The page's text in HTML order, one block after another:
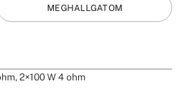
MEGHALLGATOM
2×100 W 4 ohm